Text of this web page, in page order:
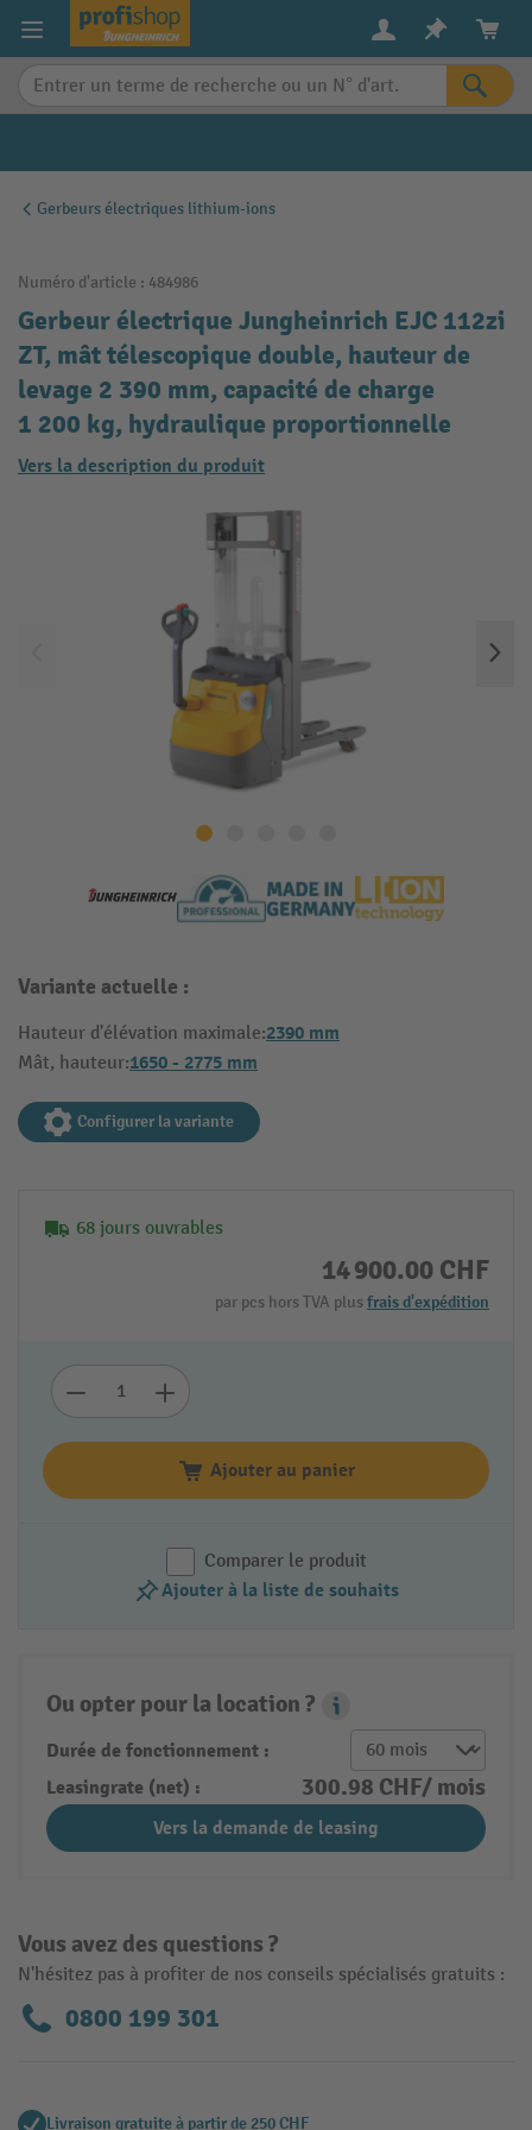
content
Gerbeurs électriques lithium-ions
Numéro d'article : 484986
Gerbeur électrique Jungheinrich EJC 112zi
ZT, mât télescopique double, hauteur de
levage 2 390 mm, capacité de charge
1 200 kg, hydraulique proportionnelle
Vers la description du produit
Variante actuelle :
Hauteur d'élévation maximale:2390 mm
Mât, hauteur:1650 - 2775 mm
Configurer la variante
68 jours ouvrables
14 900.00 CHF
par pcs hors TVA plus frais d'expédition
Ajouter au panier
Comparer le produit
Ajouter à la liste de souhaits
Vous avez des questions ?
N'hésitez pas à profiter de nos conseils spécialisés gratuits :
0800 199 301
Ou opter pour la location ?
Leasing Popover
Durée de fonctionnement :
Leasingrate (net) :
300.98 CHF/ mois
Vers la demande de leasing
Livraison gratuite à partir de 250 CHF